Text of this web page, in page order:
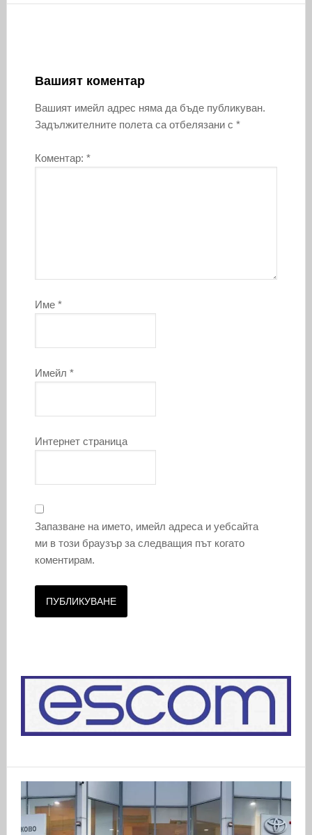
Вашият коментар
Вашият имейл адрес няма да бъде публикуван.
Задължителните полета са отбелязани с *
Коментар: *
Име *
Имейл *
Интернет страница
Запазване на името, имейл адреса и уебсайта
ми в този браузър за следващия път когато
коментирам.